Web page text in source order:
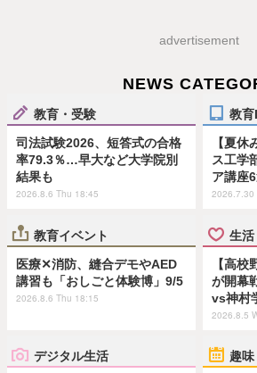
advertisement
NEWS
教育・受験
司法試験2026、短答式の合格
率79.3％…早大など大学院別
結果も
2026.8.6 Thu 18:45
教育
【夏
ス工学
ア講座
2026.7.30
教育イベント
医療✕消防、縫合デモやAED
講習も「おしごと体験博」9/5
2026.8.6 Thu 18:15
生活
【高
が開幕
vs神村
2026.8.5
デジタル生活 趣